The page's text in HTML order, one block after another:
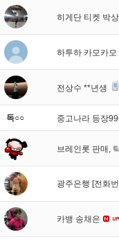
히게단 티켓 박
하투하 카모카
전상수 **년생
독○○ 중고나라 등장
브레인롯 판매,
광주은행 [전화
카뱅 송채은